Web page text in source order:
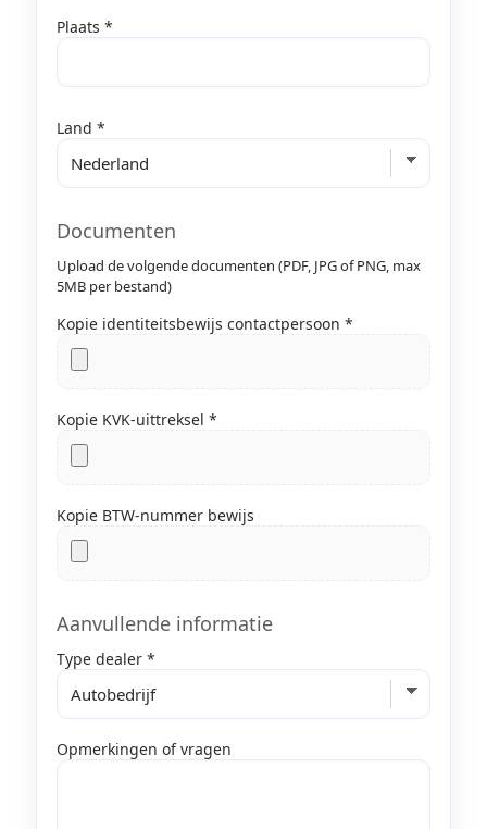
Plaats *
Land *
Documenten
Upload de volgende documenten (PDF, JPG of PNG, max
5MB per bestand)
Kopie identiteitsbewijs contactpersoon *
Kopie KVK-uittreksel *
Kopie BTW-nummer bewijs
Aanvullende informatie
Type dealer *
Opmerkingen of vragen